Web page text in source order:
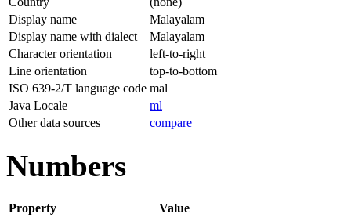
Display name
Malayalam
Display name with dialect
Malayalam
Character orientation
left-to-right
Line orientation
top-to-bottom
ISO 639-2/T language code mal
Java Locale
ml
Other data sources
compare
Numbers
Property
Value